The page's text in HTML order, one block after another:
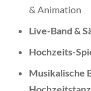
& Animation
Live-Band &
Hochzeits-
Musikalische